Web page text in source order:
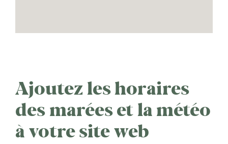
Ajoutez les horaires
des marées et la météo
à votre site web